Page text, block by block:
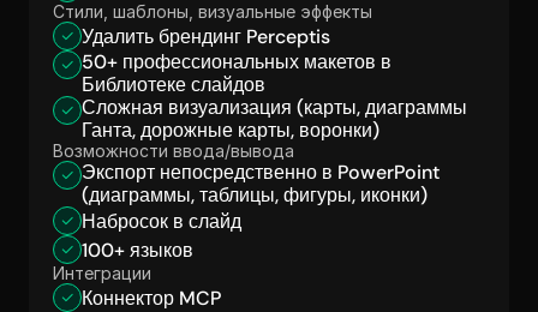
Стили, шаблоны, визуальные эффекты
Удалить брендинг Perceptis
50+ профессиональных макетов в
Библиотеке слайдов
Сложная визуализация (карты, диаграммы
Ганта, дорожные карты, воронки)
Возможности ввода/вывода
Экспорт непосредственно в PowerPoint
(диаграммы, таблицы, фигуры, иконки)
Набросок в слайд
100+ языков
Интеграции
Коннектор MCP